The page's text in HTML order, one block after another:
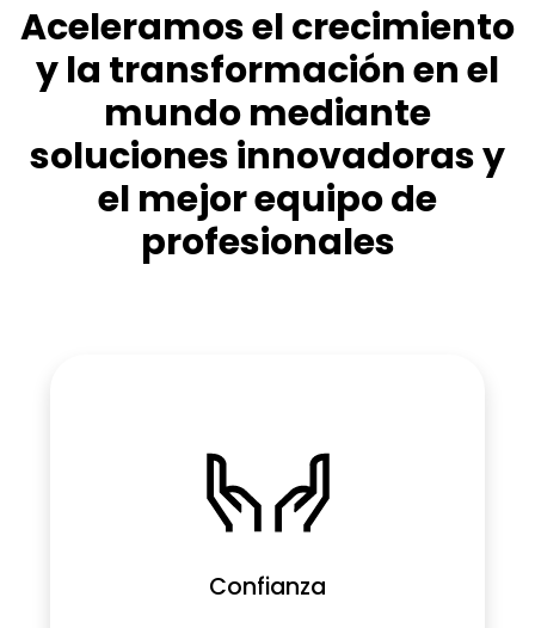
Aceleramos el crecimiento
y la transformación en el
mundo mediante
soluciones innovadoras y
el mejor equipo de
profesionales​
Confianza